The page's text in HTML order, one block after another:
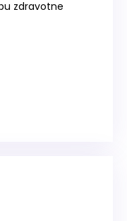
zdravotne